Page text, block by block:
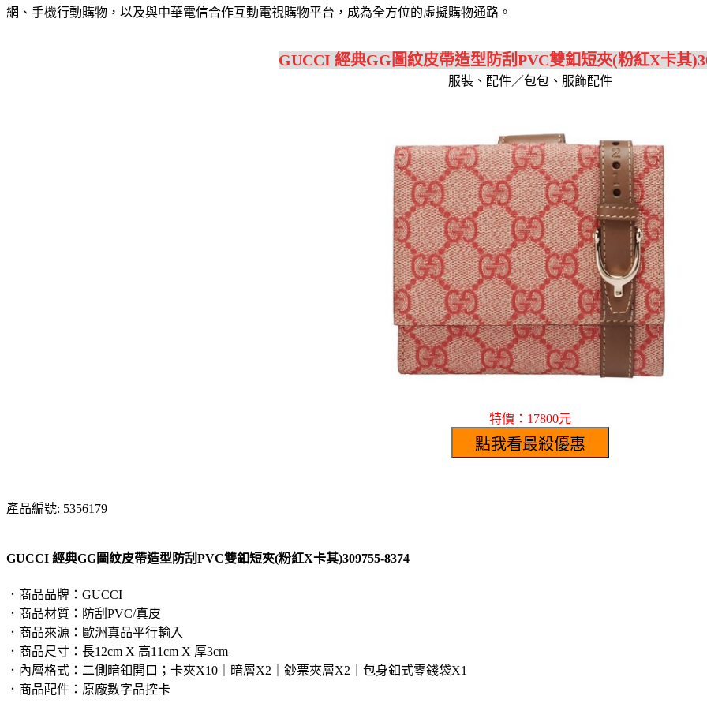
網、手機行動購物，以及與中華電信合作互動電視購物平台，成為全方位的虛擬購物通路。
GUCCI 經典GG圖紋皮帶造型防刮PVC雙釦短夾(粉紅X卡其
服裝、配件／包包、服飾配件
特價：17800元
產品編號: 5356179
GUCCI 經典GG圖紋皮帶造型防刮PVC雙釦短夾(粉紅X卡其)309755-8374
．商品品牌：GUCCI
．商品材質：防刮PVC/真皮
．商品來源：歐洲真品平行輸入
．商品尺寸：長12cm X 高11cm X 厚3cm
．內層格式：二側暗釦開口；卡夾X10｜暗層X2｜鈔票夾層X2｜包身釦式零錢袋X1
．商品配件：原廠數字品控卡